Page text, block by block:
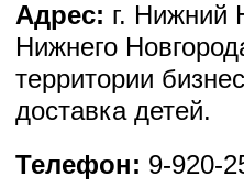
Адрес: г. Нижний
Нижнего
территории
доставка детей.
Телефон: 9-920-